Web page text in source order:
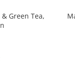
Green Tea,